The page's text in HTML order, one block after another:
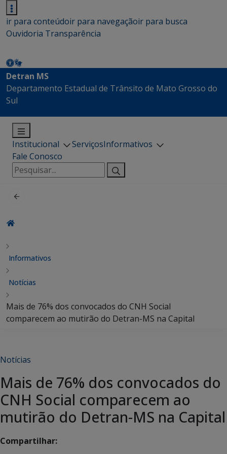
ir para conteúdoir para navegaçãoir para busca
Ouvidoria Transparência
Detran MS
Departamento Estadual de Trânsito de Mato Grosso do
Sul
Institucional ServiçosInformativos
Fale Conosco
Pesquisar
por:
Informativos
Notícias
Mais de 76% dos convocados do CNH Social
comparecem ao mutirão do Detran-MS na Capital
Notícias
Mais de 76% dos convocados do
CNH Social comparecem ao
mutirão do Detran-MS na Capital
Compartilhar: